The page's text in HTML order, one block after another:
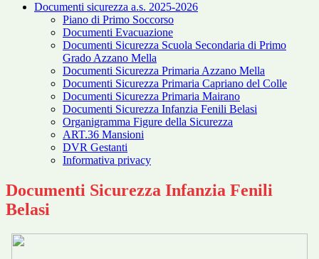
Documenti sicurezza a.s. 2025-2026
Piano di Primo Soccorso
Documenti Evacuazione
Documenti Sicurezza Scuola Secondaria di Primo
Grado Azzano Mella
Documenti Sicurezza Primaria Azzano Mella
Documenti Sicurezza Primaria Capriano del Colle
Documenti Sicurezza Primaria Mairano
Documenti Sicurezza Infanzia Fenili Belasi
Organigramma Figure della Sicurezza
ART.36 Mansioni
DVR Gestanti
Informativa privacy
Documenti Sicurezza Infanzia Fenili
Belasi